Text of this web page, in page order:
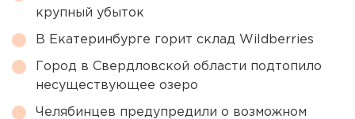
крупный убыток
В Екатеринбурге горит склад Wildberries
Город в Свердловской области подтопило
несуществующее озеро
Челябинцев предупредили о возможном